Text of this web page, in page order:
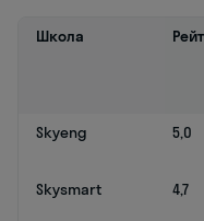
Школа
Skyeng 5,0
Skysmart 4,7